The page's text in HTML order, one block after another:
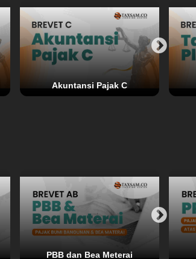
Akuntansi Pajak C
PBB dan Bea Meterai